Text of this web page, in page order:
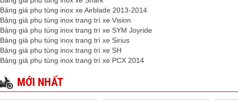
Bảng giá phụ tùng inox xe Airblade 2013-2014
Bảng giá phụ tùng inox trang trí xe Vision
Bảng giá phụ tùng inox trang trí xe SYM Joyride
Bảng giá phụ tùng inox trang trí xe Sirius
Bảng giá phụ tùng inox trang trí xe SH
Bảng giá phụ tùng inox trang trí xe PCX 2014
MỚI NHẤT